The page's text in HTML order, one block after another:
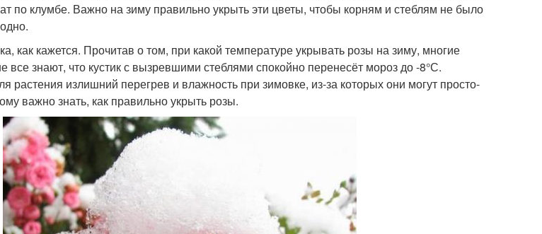
по клумбе. Важно на зиму правильно укрыть эти цветы, чтобы корням и стеблям не было
как кажется. Прочитав о том, при какой температуре укрывать розы на зиму, многие
все знают, что кустик с вызревшими стеблями спокойно перенесёт мороз до -8°С.
растения излишний перегрев и влажность при зимовке, из-за которых они могут просто-
важно знать, как правильно укрыть розы.